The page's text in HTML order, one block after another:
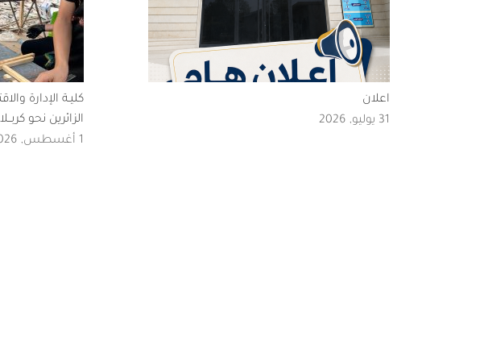
كليـة الإدارة
الزائرين نحو
1 أغسطس, 2026
اعلان
31 يوليو, 2026